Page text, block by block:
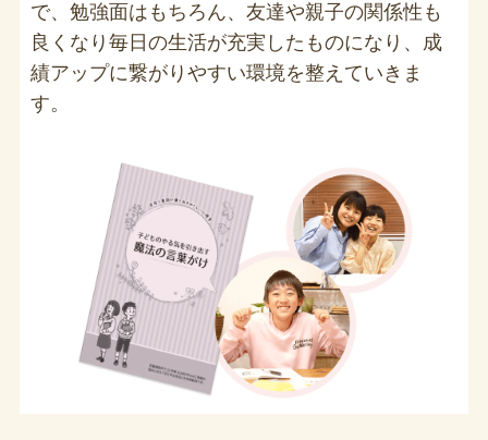
で、勉強面はもちろん、友達や親子の関係性も
良くなり毎日の生活が充実したものになり、成
績アップに繋がりやすい環境を整えていきま
す。